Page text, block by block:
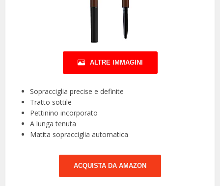
ALTRE IMMAGINI
Sopracciglia precise e definite
Tratto sottile
Pettinino incorporato
A lunga tenuta
Matita sopracciglia automatica
ACQUISTA DA AMAZON